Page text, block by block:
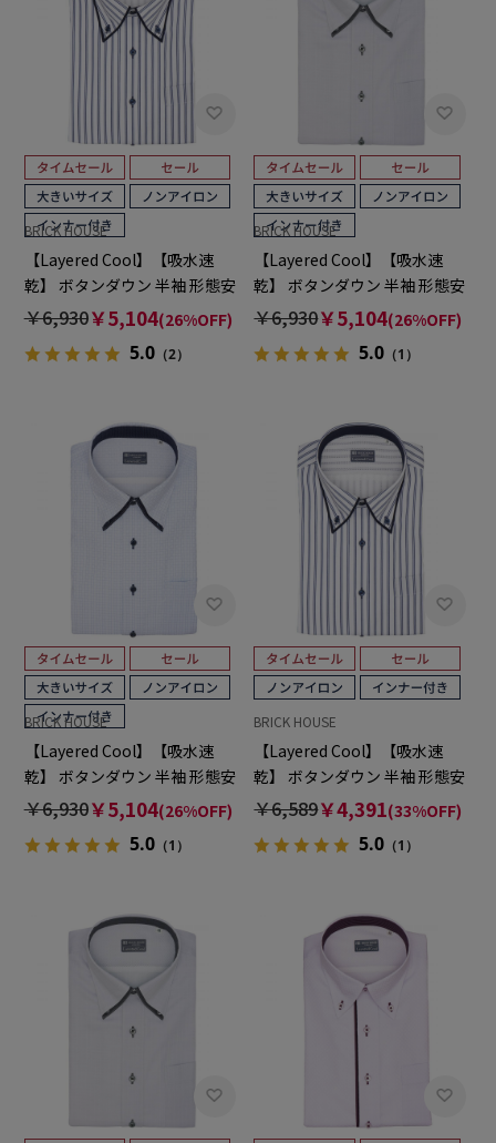
BRICK HOUSE
【Layered Cool】【吸水速
乾】 ボタンダウン 半袖 形態安
定 ワイシャツ 大きいサイズ
￥6,930￥5,104(26%OFF)
5.0（2）
BRICK HOUSE
【Layered Cool】【吸水速
乾】 ボタンダウン 半袖 形態安
定 ワイシャツ 大きいサイズ
￥6,930￥5,104(26%OFF)
5.0 （1）
BRICK HOUSE
【Layered Cool】【吸水速
乾】 ボタンダウン 半袖 形態安
定 ワイシャツ 大きいサイズ
￥6,930￥5,104(26%OFF)
5.0（1）
BRICK HOUSE
【Layered Cool】【吸水速
乾】 ボタンダウン 半袖 形態安
定 ワイシャツ
￥6,589￥4,391(33%OFF)
5.0 （1）